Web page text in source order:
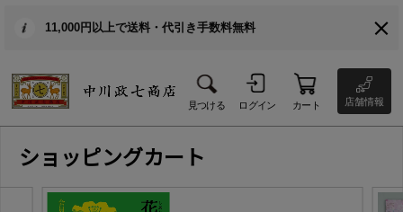
11,000円以上で送料・代引き手数料無料
見つける ログイン カート 店舗情報
ショッピングカート